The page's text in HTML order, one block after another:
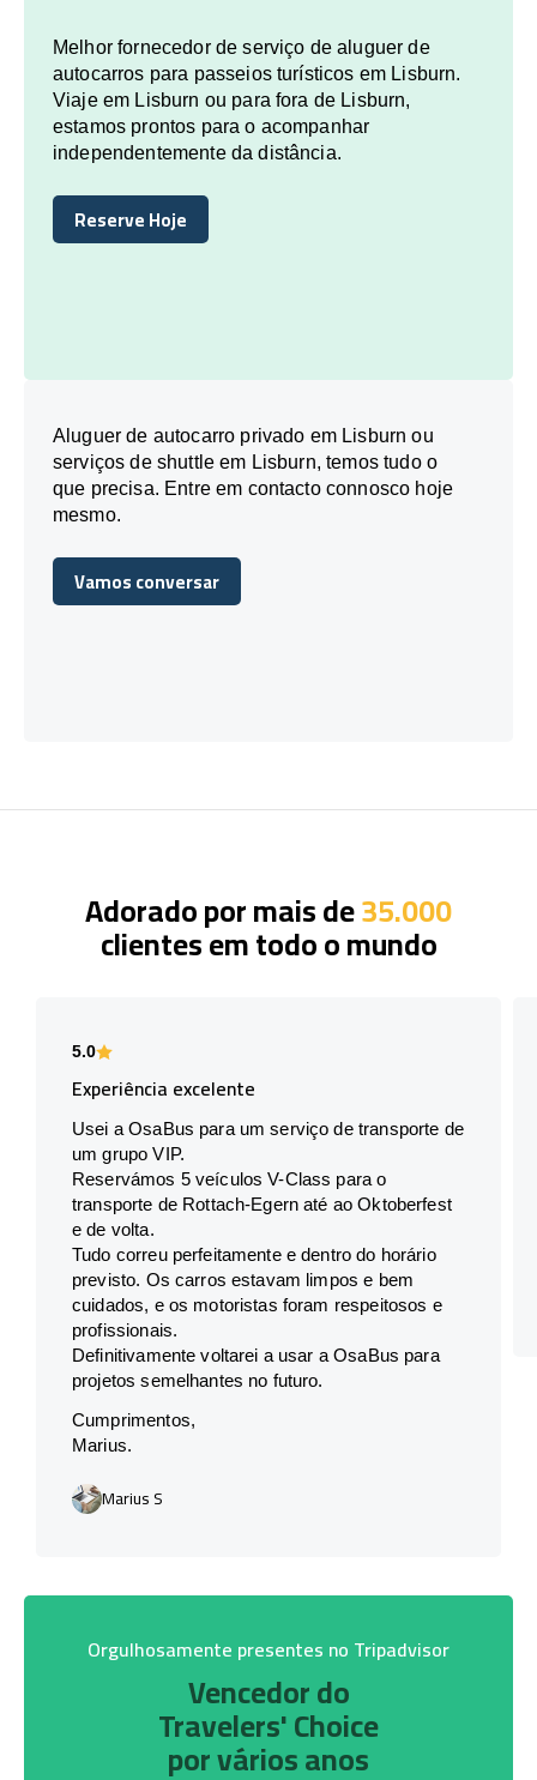
Melhor fornecedor de serviço de aluguer de
autocarros para passeios turísticos em Lisburn.
Viaje em Lisburn ou para fora de Lisburn,
estamos prontos para o acompanhar
independentemente da distância.
Reserve Hoje
Reserve Hoje
Aluguer de autocarro privado em Lisburn ou
serviços de shuttle em Lisburn, temos tudo o
que precisa. Entre em contacto connosco hoje
mesmo.
Vamos conversar
Vamos conversar
Adorado por mais de35.000
clientes em todo o mundo
5.0
Experiência excelente
Usei a OsaBus para um serviço de transporte de
um grupo VIP.
Reservámos 5 veículos V-Class para o
transporte de Rottach-Egern até ao Oktoberfest
e de volta.
Tudo correu perfeitamente e dentro do horário
previsto. Os carros estavam limpos e bem
cuidados, e os motoristas foram respeitosos e
profissionais.
Definitivamente voltarei a usar a OsaBus para
projetos semelhantes no futuro.
Cumprimentos,
Marius.
Marius S
Orgulhosamente presentes no Tripadvisor
Vencedor do
Travelers' Choice
por vários anos